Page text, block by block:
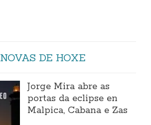
NOVAS DE HOXE
Jorge Mira abre as
portas da eclipse en
Malpica, Cabana e Zas